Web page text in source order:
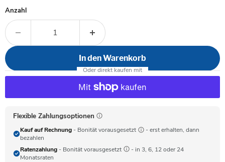
Anzahl
In den Warenkorb
Flexible Zahlungsoptionen
Kauf auf Rechnung - Bonität vorausgesetzt
- erst erhalten, dann
bezahlen
Ratenzahlung - Bonität vorausgesetzt
- in 3, 6, 12 oder 24
Monatsraten